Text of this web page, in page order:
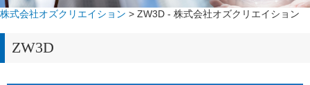
株式会社オズクリエイション > ZW3D - 株式会社オズクリエイション
ZW3D